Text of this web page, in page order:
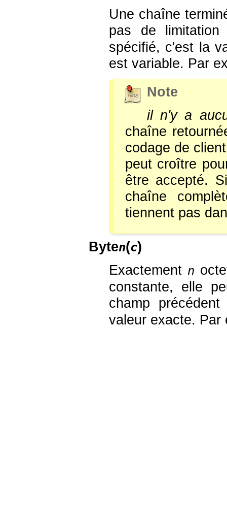
Une chaîne
pas de
spécifié, c'est la
est variable. Par
Note
il n'y a
chaîne
codage de
peut croître
être accepté.
chaîne
tiennent pas
Byten(c)
Exactement n
constante, elle
champ
valeur exacte. Par